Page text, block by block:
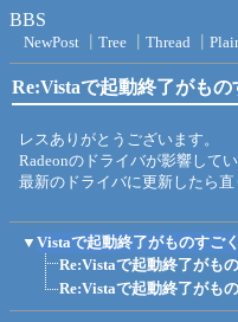
BBS
NewPost Tree Thread
Re:Vistaで起動終了がも
レスありがとうございます。
Radeonのドライバが影響してい
最新のドライバに更新したら直
▼ Vistaで起動終了がものすご
Re:Vistaで起動終了がも
Re:Vistaで起動終了がも